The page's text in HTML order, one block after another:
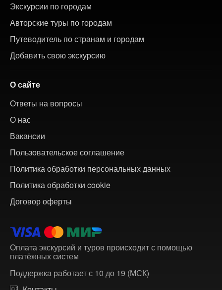
Экскурсии по городам
Авторские туры по городам
Путеводитель по странам и городам
Добавить свою экскурсию
О сайте
Ответы на вопросы
О нас
Вакансии
Пользовательское соглашение
Политика обработки персональных данных
Политика обработки cookie
Договор оферты
Оплата экскурсий и туров происходит с помощью
платёжных систем
Поддержка работает с 10 до 19 (МСК)